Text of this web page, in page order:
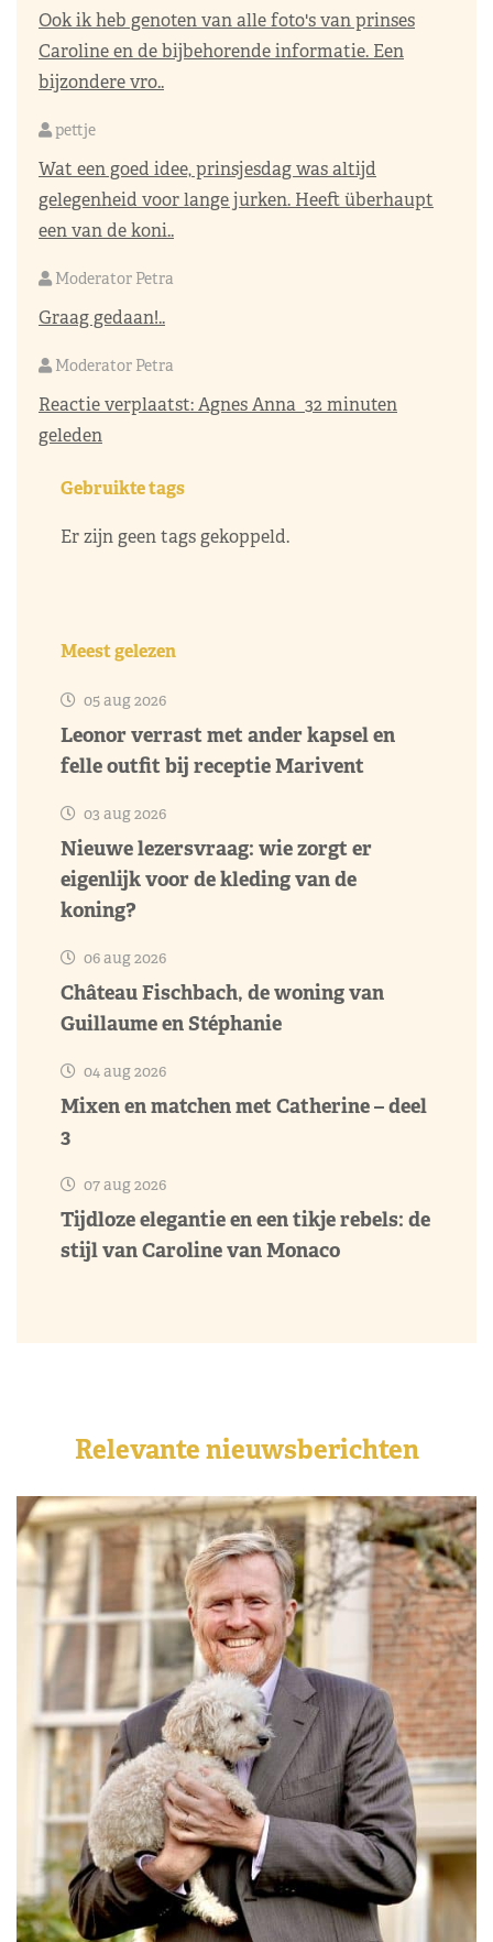
Ook ik heb genoten van alle foto's van prinses
Caroline en de bijbehorende informatie. Een
bijzondere vro..
pettje
Wat een goed idee, prinsjesdag was altijd
gelegenheid voor lange jurken. Heeft überhaupt
een van de koni..
Moderator Petra
Graag gedaan!..
Moderator Petra
Reactie verplaatst:Agnes Anna 32 minuten
geleden
Gebruikte tags
Er zijn geen tags gekoppeld.
Meest gelezen
05 aug 2026
Leonor verrast met ander kapsel en
felle outfit bij receptie Marivent
03 aug 2026
Nieuwe lezersvraag: wie zorgt er
eigenlijk voor de kleding van de
koning?
06 aug 2026
Château Fischbach, de woning van
Guillaume en Stéphanie
04 aug 2026
Mixen en matchen met Catherine – deel
3
07 aug 2026
Tijdloze elegantie en een tikje rebels: de
stijl van Caroline van Monaco
Relevante nieuwsberichten